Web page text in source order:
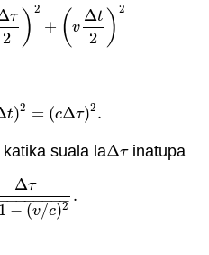
τ
2 ) 2
+ (v
Δt
2 ) 2
)2=( cΔ )2 +(vΔt 2
t)2 = (cΔτ)2.
t)2 =(c Δτ)2.
katika suala laΔτ
Δτ inatupa
Δτ
1 − (v/c)2
−
−−−−−− .
−(v/c)2.